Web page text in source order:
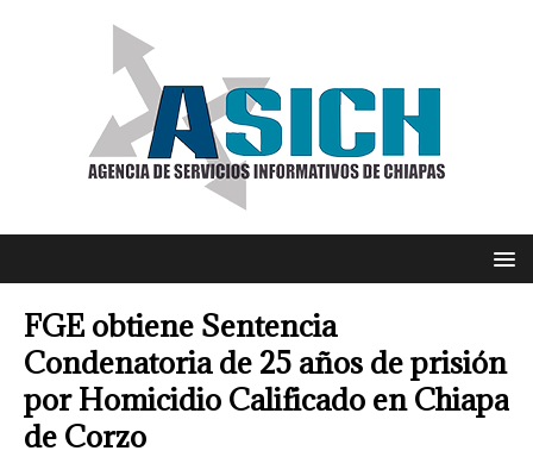
FGE obtiene Sentencia
Condenatoria de 25 años de prisión
por Homicidio Calificado en Chiapa
de Corzo